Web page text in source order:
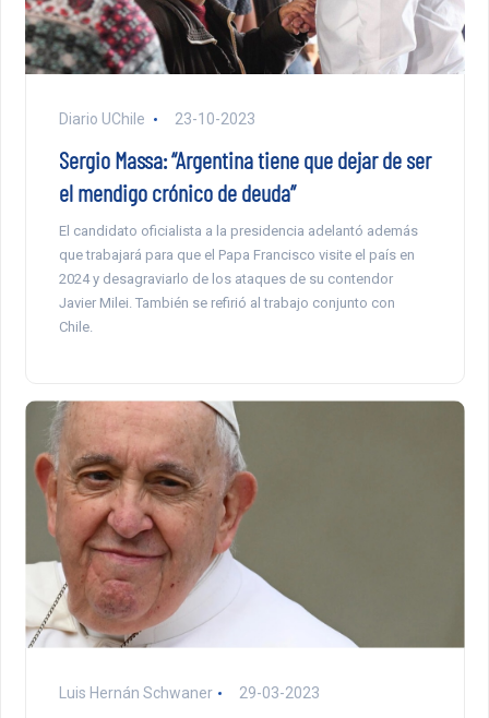
Diario UChile 23-10-2023
Sergio Massa: “Argentina tiene que dejar de ser
el mendigo crónico de deuda”
El candidato oficialista a la presidencia adelantó además
que trabajará para que el Papa Francisco visite el país en
2024 y desagraviarlo de los ataques de su contendor
Javier Milei. También se refirió al trabajo conjunto con
Chile.
Luis Hernán Schwaner 29-03-2023